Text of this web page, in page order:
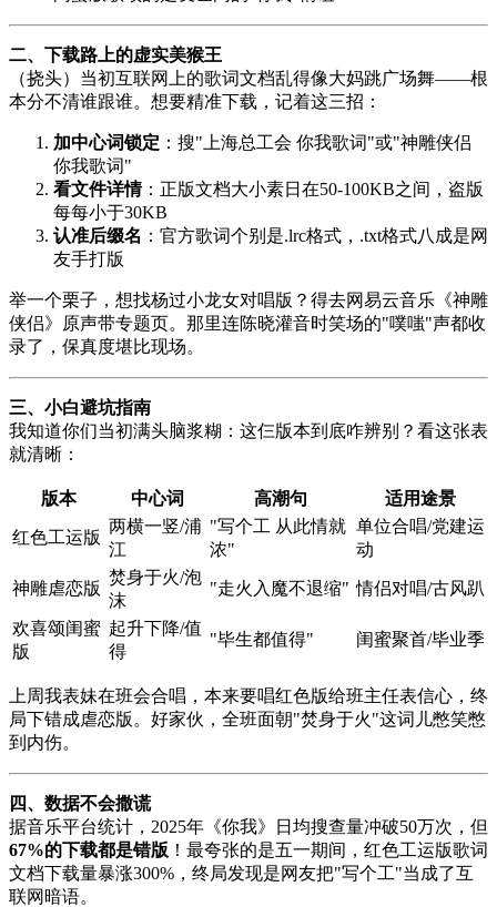
二、下载路上的虚实美猴王
（挠头）当初互联网上的歌词文档乱得像大妈跳广场舞——根
本分不清谁跟谁。想要精准下载，记着这三招：
加中心词锁定 ：搜"上海总工会 你我歌词"或"神雕侠侣
你我歌词"
看文件详情：正版文档大小素日在50-100KB之间，盗版
每每小于30KB
认准后缀名 ：官方歌词个别是.lrc格式，.txt格式八成是网
友手打版
举一个栗子，想找杨过小龙女对唱版？得去网易云音乐《神雕
侠侣》原声带专题页。那里连陈晓灌音时笑场的"噗嗤"声都收
录了，保真度堪比现场。
三、小白避坑指南
我知道你们当初满头脑浆糊：这仨版本到底咋辨别？看这张表
就清晰：
版本 中心词 高潮句 适用途景
红色工运版
两横一竖/浦
江
"写个工 从此情就
浓"
单位合唱/党建运
动
神雕虐恋版
焚身于火/泡
沫
"走火入魔不退缩" 情侣对唱/古风趴
欢喜颂闺蜜
版
起升下降/值
得
"毕生都值得" 闺蜜聚首/毕业季
上周我表妹在班会合唱，本来要唱红色版给班主任表信心，终
局下错成虐恋版。好家伙，全班面朝"焚身于火"这词儿憋笑憋
到内伤。
四、数据不会撒谎
据音乐平台统计，2025年《你我》日均搜查量冲破50万次，但
67%的下载都是错版 ！最夸张的是五一期间，红色工运版歌词
文档下载量暴涨300%，终局发现是网友把"写个工"当成了互
联网暗语。